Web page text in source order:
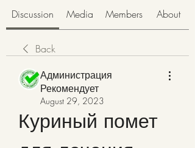
Discussion Media Members About
Back
Администрация
Рекомендует
August 29, 2023
Куриный помет